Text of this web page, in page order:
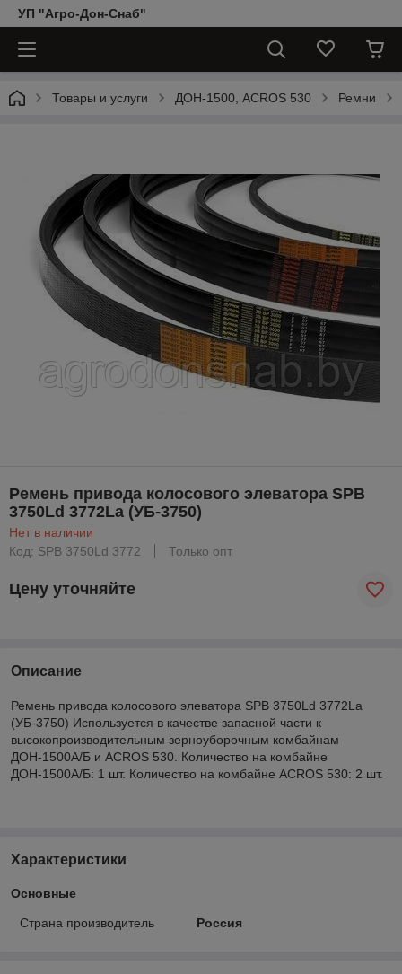
УП "Агро-Дон-Снаб"
Товары и услуги ДОН-1500, АCROS 530 Ремни
Ремень привода колосового элеватора SPB
3750Ld 3772La (УБ-3750)
Нет в наличии
Код: SPB 3750Ld 3772
Только опт
Цену уточняйте
Описание
Ремень привода колосового элеватора SPB 3750Ld 3772La
(УБ-3750) Используется в качестве запасной части к
высокопроизводительным зерноуборочным комбайнам
ДОН-1500А/Б и ACROS 530. Количество на комбайне
ДОН-1500А/Б: 1 шт. Количество на комбайне ACROS 530: 2 шт.
Характеристики
Основные
Страна производитель Россия